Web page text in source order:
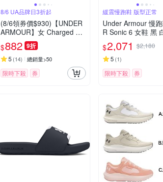
8/6 UA品牌日3折起
(8/6領券價$930)【UNDER
ARMOUR】女 Charged Es
cape 4 Knit 慢跑鞋 運動鞋_
3026526-104
$882 9折
5 (14) 總銷量>50
限時下殺 券
緩震慢跑鞋 版型正常
Under Armour 慢
R Sonic 6 女鞋 黑
透氣 反光 路跑 運
026128003
$2,071 $2,180
5 (1)
限時下殺 券